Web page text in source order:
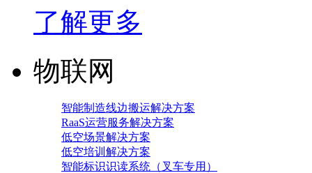
了解更多
物联网
智能制造线边搬运解决方案
RaaS运营服务解决方案
低空场景解决方案
低空培训解决方案
智能标识识读系统（叉车专用）